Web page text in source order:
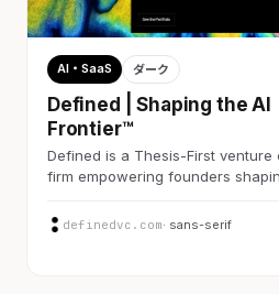
AI・SaaS ダーク
Defined | Shaping the AI
Frontier™
Defined is a Thesis-First venture
firm empowering founders
definedvc.com· sans-serif